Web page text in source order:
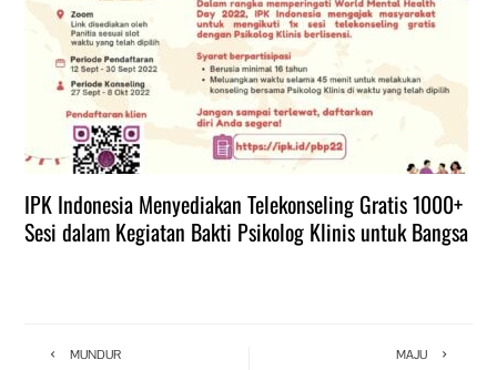
IPK Indonesia Menyediakan Telekonseling Gratis 1000+
Sesi dalam Kegiatan Bakti Psikolog Klinis untuk Bangsa
MUNDUR MAJU